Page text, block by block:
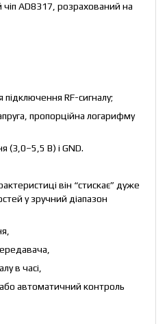
чіп AD8317, розрахований на
RF-сигналу;
пропорційна логарифму
(3,0–5,5 В) і GND.
він “стискає” дуже
у зручний діапазон
в часі,
автоматичний контроль